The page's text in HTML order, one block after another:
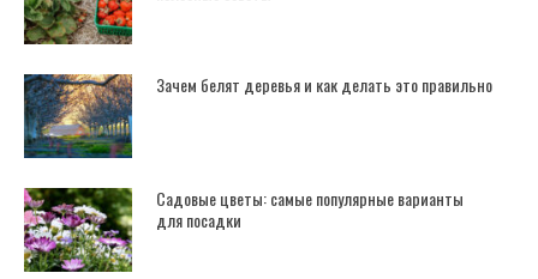
Зачем белят деревья и как делать это правильно
Садовые цветы: самые популярные варианты
для посадки